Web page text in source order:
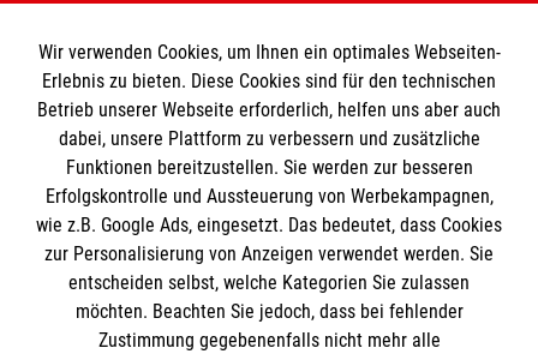
Informationen
Impressum
Datenschutz
Kontakt
Barrierefreiheit
Die Malteser
Malteser in Deutschland
Wir verwenden Cookies, um Ihnen ein optimales Webseiten-
Erlebnis zu bieten. Diese Cookies sind für den technischen
Betrieb unserer Webseite erforderlich, helfen uns aber auch
dabei, unsere Plattform zu verbessern und zusätzliche
Funktionen bereitzustellen. Sie werden zur besseren
Erfolgskontrolle und Aussteuerung von Werbekampagnen,
wie z.B. Google Ads, eingesetzt. Das bedeutet, dass Cookies
zur Personalisierung von Anzeigen verwendet werden. Sie
entscheiden selbst, welche Kategorien Sie zulassen
möchten. Beachten Sie jedoch, dass bei fehlender
Zustimmung gegebenenfalls nicht mehr alle